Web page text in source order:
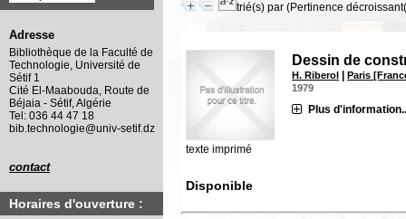
trié(s) par (Pertinence
texte imprimé
Dessin de
H. Riberol |Paris
1979
Plus
Disponible
Adresse
Bibliothèque de la Faculté de
Technologie, Université de
Sétif 1
Cité El-Maabouda, Route de
Béjaia - Sétif, Algérie
Tel: 036 44 47 18
bib.technologie@univ-setif.dz
contact
Horaires d'ouverture :